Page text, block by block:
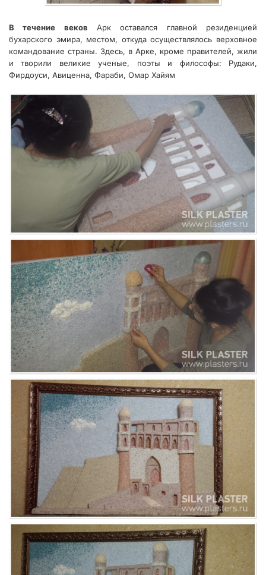
В течение веков Арк оставался главной резиденцией
бухарского эмира, местом, откуда осуществлялось верховное
командование страны. Здесь, в Арке, кроме правителей, жили
и творили великие ученые, поэты и философы: Рудаки,
Фирдоуси, Авиценна, Фараби, Омар Хайям